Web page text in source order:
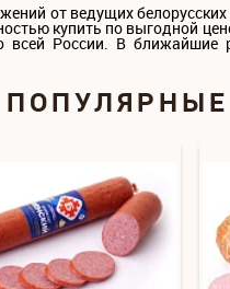
от ведущих
купить по выгодной
России. В